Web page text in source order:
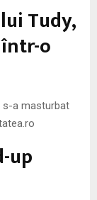
Tudy,
o
s-a masturbat
up